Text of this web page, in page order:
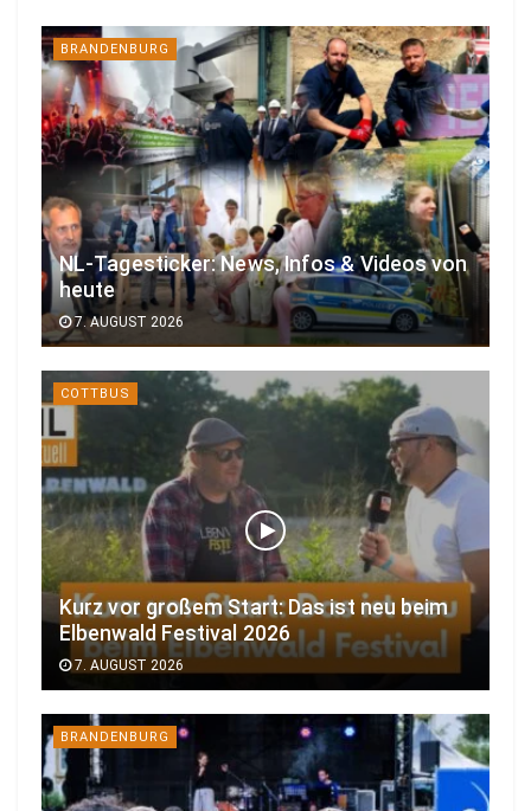
BRANDENBURG
NL-Tagesticker: News, Infos & Videos von
heute
7. AUGUST 2026
COTTBUS
Kurz vor großem Start: Das ist neu beim
Elbenwald Festival 2026
7. AUGUST 2026
BRANDENBURG